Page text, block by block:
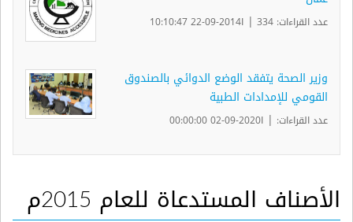
عدد القراءات: 334 | ا2014-09-22 10:10:47
وزير الصحة يتفقد الوضع الدوائي بالصندوق
القومي للإمدادات الطبية
عدد القراءات: | ا2020-09-02 00:00:00
الأصناف المستدعاة للعام 2015م